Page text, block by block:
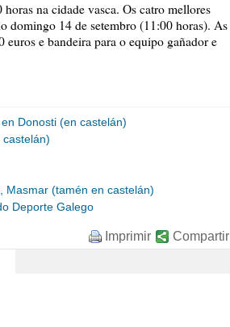
na cidade vasca. Os catro mellores
domingo 14 de setembro (11:00 horas). As
e bandeira para o equipo gañador e
Donosti (en castelán)
Masmar (tamén en castelán)
Deporte Galego
Compartir
Imprimir